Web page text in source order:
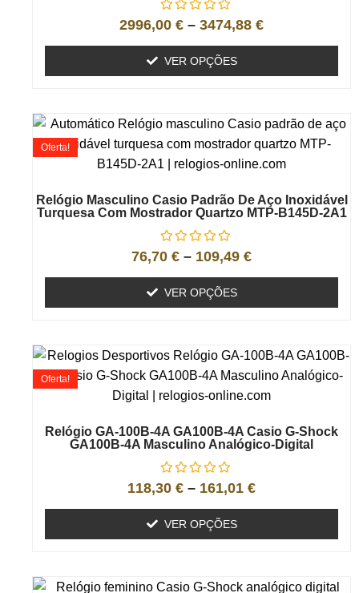
2996,00 € – 3474,88 €
VER OPÇÕES
Relógio Masculino Casio Padrão De Aço Inoxidável
Turquesa Com Mostrador Quartzo MTP-B145D-2A1
Oferta!
76,70 € – 109,49 €
VER OPÇÕES
Relógio GA-100B-4A GA100B-4A Casio G-Shock
GA100B-4A Masculino Analógico-Digital
Oferta!
118,30 € – 161,01 €
VER OPÇÕES